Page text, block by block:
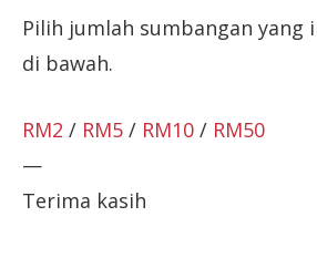
Pilih jumlah sumbangan yang
di bawah.
RM2 / RM5 / RM10 / RM50
—
Terima kasih